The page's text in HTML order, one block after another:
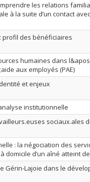
les relations
à la suite d’un contact
profil des bénéficiaires
humaines dans
aux employés (PAE)
et enjeux
institutionnelle
sociaux.ales
: la négociation des
d’un aîné atteint
Gérin-Lajoie dans le